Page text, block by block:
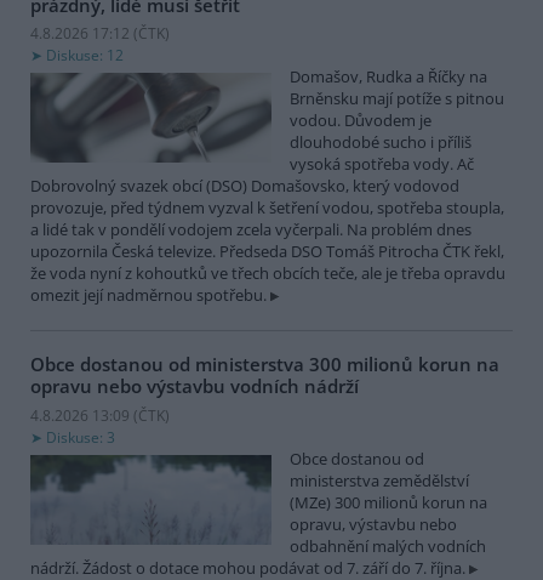
4.8.2026 17:12 (ČTK)
Diskuse: 12
Domašov, Rudka a Říčky na
Brněnsku mají potíže s pitnou
vodou. Důvodem je
dlouhodobé sucho i příliš
vysoká spotřeba vody. Ač
Dobrovolný svazek obcí (DSO) Domašovsko, který vodovod
provozuje, před týdnem vyzval k šetření vodou, spotřeba stoupla,
a lidé tak v pondělí vodojem zcela vyčerpali. Na problém dnes
upozornila Česká televize. Předseda DSO Tomáš Pitrocha ČTK řekl,
že voda nyní z kohoutků ve třech obcích teče, ale je třeba opravdu
omezit její nadměrnou spotřebu.
Obce dostanou od ministerstva 300 milionů korun na
opravu nebo výstavbu vodních nádrží
4.8.2026 13:09 (ČTK)
Diskuse: 3
Obce dostanou od
ministerstva zemědělství
(MZe) 300 milionů korun na
opravu, výstavbu nebo
odbahnění malých vodních
nádrží. Žádost o dotace mohou podávat od 7. září do 7. října.